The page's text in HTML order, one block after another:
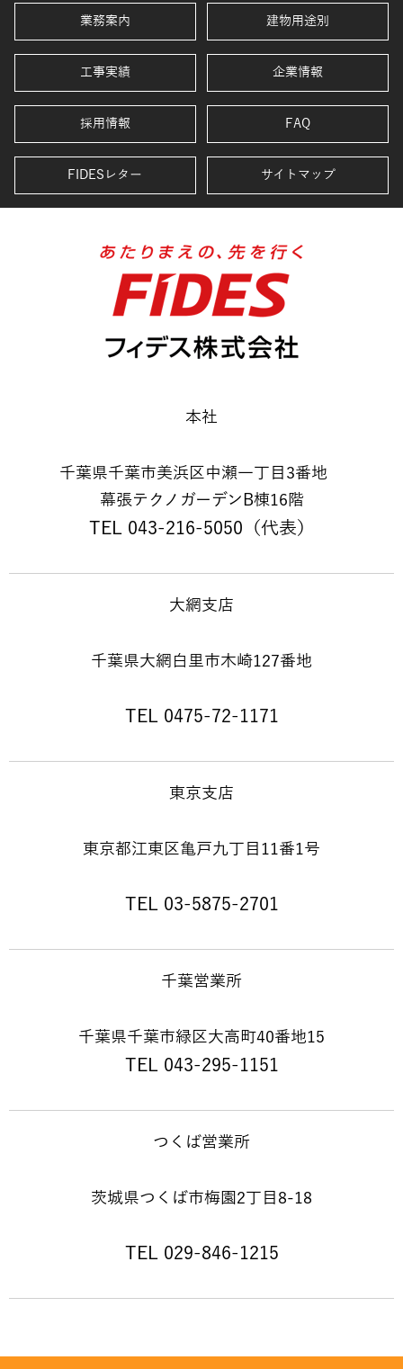
業務案内 建物用途別
工事実績 企業情報
採用情報 FAQ
FIDESレター サイトマップ
本社
千葉県千葉市美浜区中瀬一丁目3番地
幕張テクノガーデンB棟16階
TEL 043-216-5050（代表）
大網支店
千葉県大網白里市木崎127番地
TEL 0475-72-1171
東京支店
東京都江東区亀戸九丁目11番1号
TEL 03-5875-2701
千葉営業所
千葉県千葉市緑区大高町40番地15
TEL 043-295-1151
つくば営業所
茨城県つくば市梅園2丁目8-18
TEL 029-846-1215